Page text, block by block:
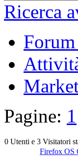
Ricerca
Pagine: 1
0 Utenti e 3 Visitatori
Firefox OS